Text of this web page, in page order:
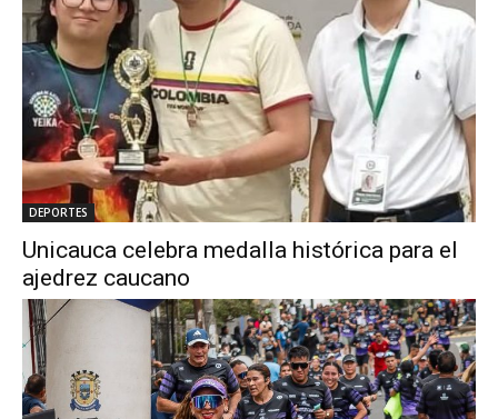
DEPORTES
Unicauca celebra medalla histórica para el
ajedrez caucano